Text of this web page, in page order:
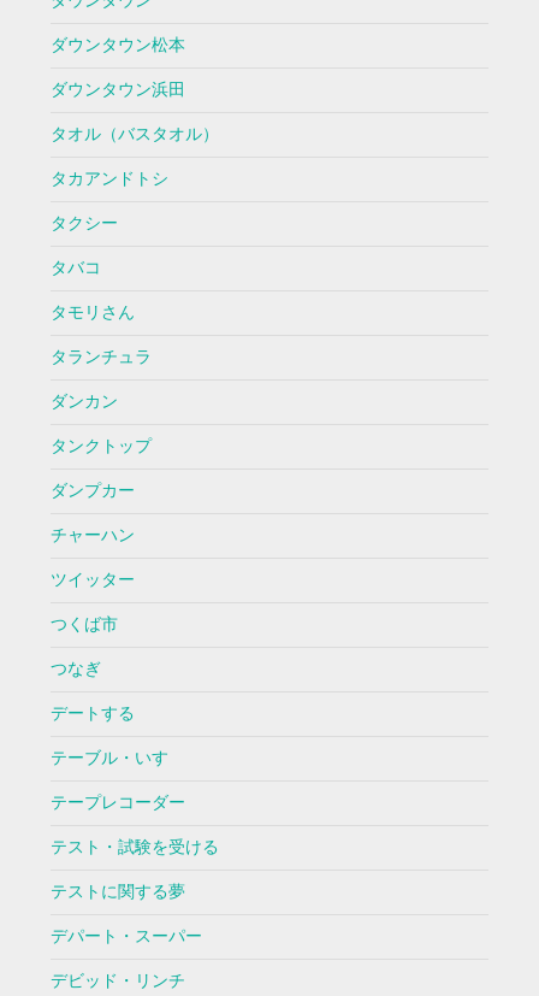
ダウンタウン松本
ダウンタウン浜田
タオル（バスタオル）
タカアンドトシ
タクシー
タバコ
タモリさん
タランチュラ
ダンカン
タンクトップ
ダンプカー
チャーハン
ツイッター
つくば市
つなぎ
デートする
テーブル・いす
テープレコーダー
テスト・試験を受ける
テストに関する夢
デパート・スーパー
デビッド・リンチ